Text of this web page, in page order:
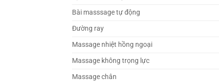
Bài masssage tự động
Đường ray
Massage nhiệt hồng ngoại
Massage không trọng lực
Massage chân